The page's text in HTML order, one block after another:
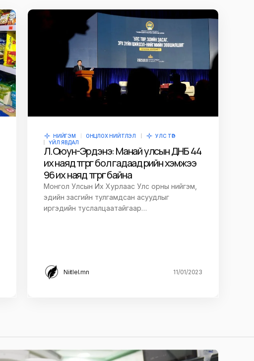
НИЙГЭМ ОНЦЛОХ НИЙТЛЭЛ
УЛС ТӨР
ҮЙЛ ЯВДАЛ
Л.Оюун-Эрдэнэ: Манай улсын ДНБ 44
их наяд төгрөг бол гадаад өрийн хэмжээ
96 их наяд төгрөг байна
Монгол Улсын Их Хурлаас Улс орны нийгэм,
эдийн засгийн тулгамдсан асуудлыг
иргэдийн туслалцаатайгаар…
Niitlel.mn 11/01/2023